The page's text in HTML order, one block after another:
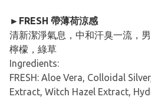
►FRESH 帶薄荷涼感
清新潔淨氣息，中和汗臭一流，
檸檬，綠草
Ingredients:
FRESH: Aloe Vera, Colloidal
Extract, Witch Hazel Extract,